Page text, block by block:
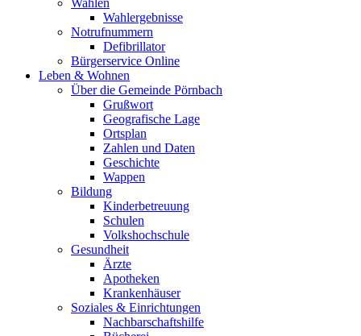
Wahlen
Wahlergebnisse
Notrufnummern
Defibrillator
Bürgerservice Online
Leben & Wohnen
Über die Gemeinde Pörnbach
Grußwort
Geografische Lage
Ortsplan
Zahlen und Daten
Geschichte
Wappen
Bildung
Kinderbetreuung
Schulen
Volkshochschule
Gesundheit
Ärzte
Apotheken
Krankenhäuser
Soziales & Einrichtungen
Nachbarschaftshilfe